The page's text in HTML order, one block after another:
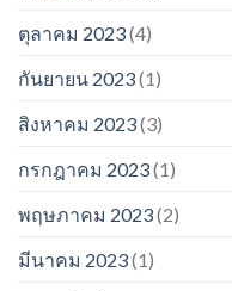
ตุลาคม 2023(4)
กันยายน 2023(1)
สิงหาคม 2023(3)
กรกฎาคม 2023(1)
พฤษภาคม 2023(2)
มีนาคม 2023(1)